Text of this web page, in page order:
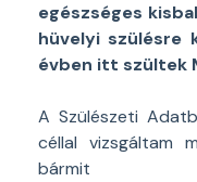
egészséges
hüvelyi szülésre
évben itt szültek
A Szülészeti
céllal vizsgáltam
bármit